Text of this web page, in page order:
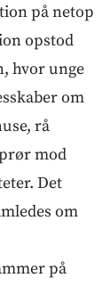
på netop
opstod
hvor unge
om
rå
mod
Det
om
på